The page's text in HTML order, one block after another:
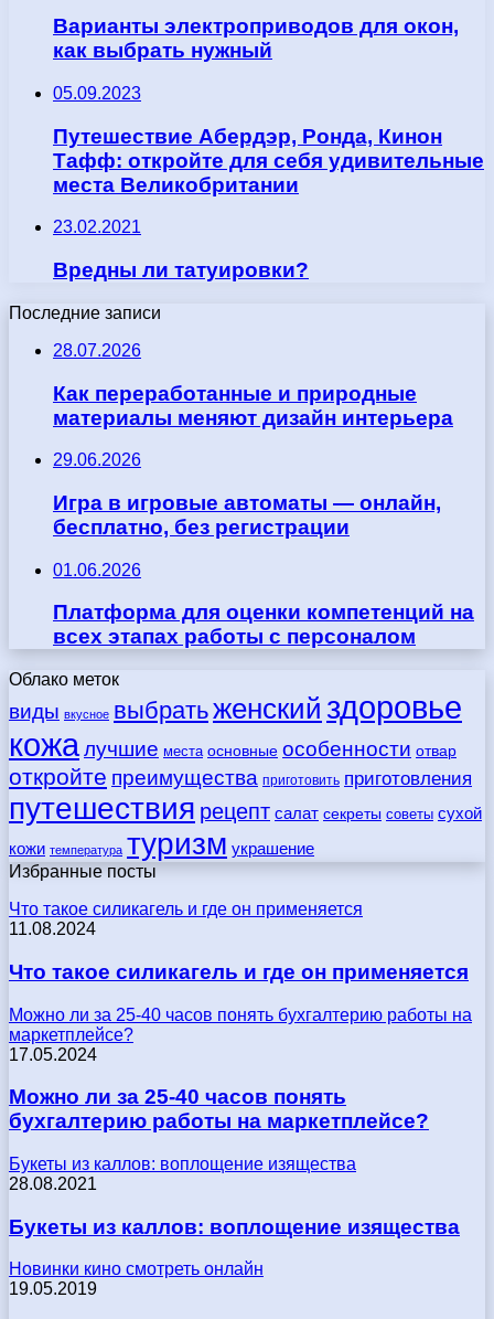
Варианты электроприводов для окон,
как выбрать нужный
05.09.2023
Путешествие Абердэр, Ронда, Кинон
Тафф: откройте для себя удивительные
места Великобритании
23.02.2021
Вредны ли татуировки?
Последние записи
28.07.2026
Как переработанные и природные
материалы меняют дизайн интерьера
29.06.2026
Игра в игровые автоматы — онлайн,
бесплатно, без регистрации
01.06.2026
Платформа для оценки компетенций на
всех этапах работы с персоналом
Облако меток
виды вкусное выбратьженский здоровье
кожалучшие места основные особенности отвар
откройте преимущества приготовить приготовления
путешествия рецепт салат секреты советы сухой
кожи температура туризм украшение
Избранные посты
Что такое силикагель и где он применяется
11.08.2024
Что такое силикагель и где он применяется
Можно ли за 25-40 часов понять бухгалтерию работы на
маркетплейсе?
17.05.2024
Можно ли за 25-40 часов понять
бухгалтерию работы на маркетплейсе?
Букеты из каллов: воплощение изящества
28.08.2021
Букеты из каллов: воплощение изящества
Новинки кино смотреть онлайн
19.05.2019